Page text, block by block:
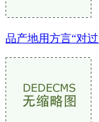
品产地用方言“对